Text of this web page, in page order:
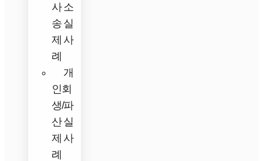
사 소
송 실
제 사
례
개
인회
생/파
산 실
제 사
례